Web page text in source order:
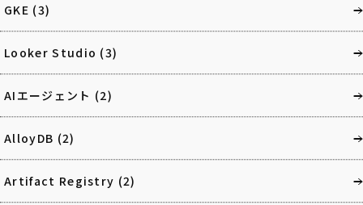
GKE (3)
Looker Studio (3)
AIエージェント (2)
AlloyDB (2)
Artifact Registry (2)